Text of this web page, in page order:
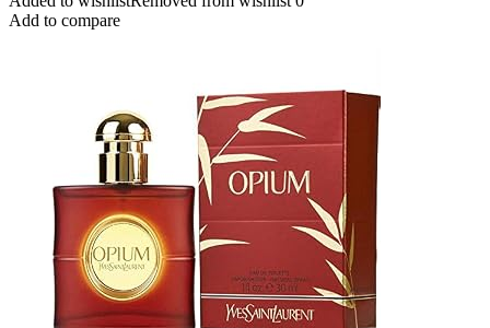
Add to compare